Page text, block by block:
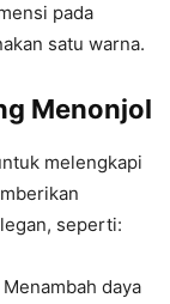
pada
satu warna.
Menonjol
melengkapi
seperti:
Menambah daya